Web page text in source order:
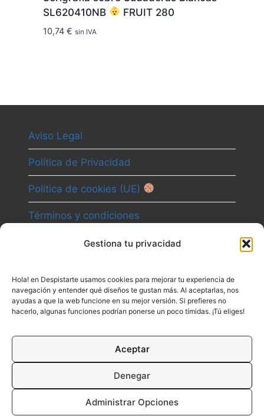
Gestiona tu privacidad
Hola! en Despistarte usamos cookies para mejorar tu experiencia de
navegación y entender qué diseños te gustan más. Al aceptarlas, nos
ayudas a que la web funcione en su mejor versión. Si prefieres no
hacerlo, algunas funciones podrían ponerse un poco tímidas. ¡Tú eliges!
Aceptar
Denegar
Administrar Opciones
SL620410NB
FRUIT 280
10,74 € sin IVA
Aviso Legal
Política de Privacidad
Política de cookies (UE)
Términos y condiciones
Canal
Contacto